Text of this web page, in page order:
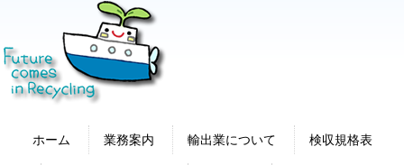
ホーム 業務案内 輸出業について 検収規格表